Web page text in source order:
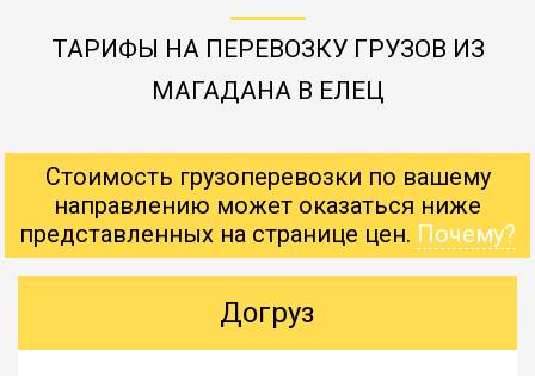
ТАРИФЫ НА ПЕРЕВОЗКУ ГРУЗОВ ИЗ
МАГАДАНА В ЕЛЕЦ
Стоимость грузоперевозки по вашему
направлению может оказаться ниже
представленных на странице цен. Почему?
Догруз